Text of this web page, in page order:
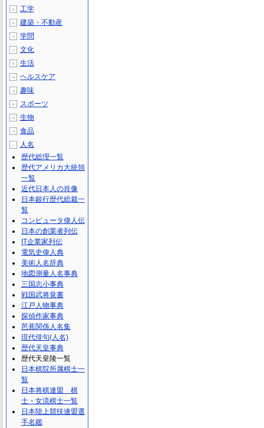
＋ 工学
＋ 建築・不動産
＋ 学問
＋ 文化
＋ 生活
＋ ヘルスケア
＋ 趣味
＋ スポーツ
＋ 生物
＋ 食品
－
人名
歴代総理一覧
歴代アメリカ大統領
一覧
近代日本人の肖像
日本銀行歴代総裁一
覧
コンピュータ偉人伝
日本の創業者列伝
IT企業家列伝
電気史偉人典
美術人名辞典
地図測量人名事典
三国志小事典
戦国武将覚書
江戸人物事典
探偵作家事典
芭蕉関係人名集
現代俳句(人名)
歴代天皇事典
歴代天皇陵一覧
日本棋院所属棋士一
覧
日本将棋連盟 棋
士・女流棋士一覧
日本陸上競技連盟選
手名鑑